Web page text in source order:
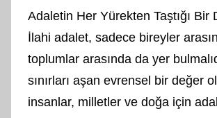
Adaletin Her Yürekten Taştığı Bir
İlahi adalet, sadece bireyler
toplumlar arasında da yer
sınırları aşan evrensel bir değer
insanlar, milletler ve doğa için